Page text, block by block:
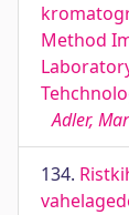
Method
Adler,
134.